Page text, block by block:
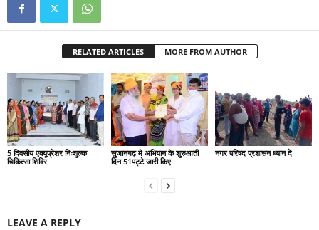
RELATED ARTICLES MORE FROM AUTHOR
5 दिवसीय एक्यूप्रेशर निःशुल्क
चिकित्सा शिविर
सुजानगढ़ मे अभियान के शुरुआती
दिन 51पट्टे जारी किए
नगर परिषद प्रशासन ध्यान दें
LEAVE A REPLY